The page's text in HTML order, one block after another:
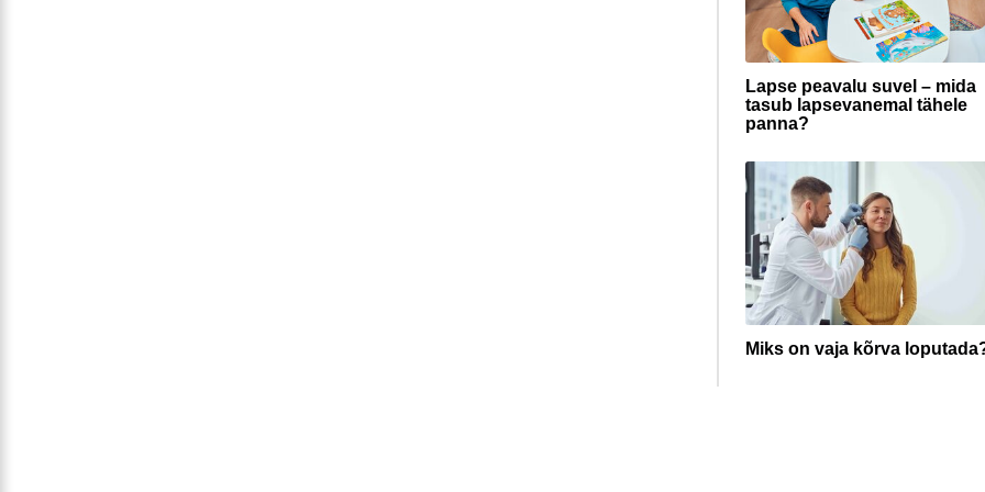
Lapse peavalu suvel – mida
tasub lapsevanemal tähele
panna?
Miks on vaja kõrva